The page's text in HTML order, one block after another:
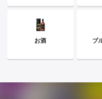
お酒
ブ